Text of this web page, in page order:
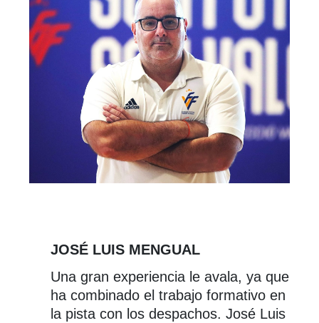
JOSÉ LUIS MENGUAL
Una gran experiencia le avala, ya que
ha combinado el trabajo formativo en
la pista con los despachos. José Luis